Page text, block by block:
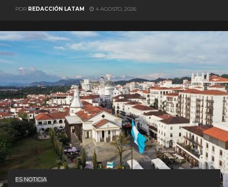
POR REDACCIÓN LATAM 4 AGOSTO, 2026
ES NOTICIA